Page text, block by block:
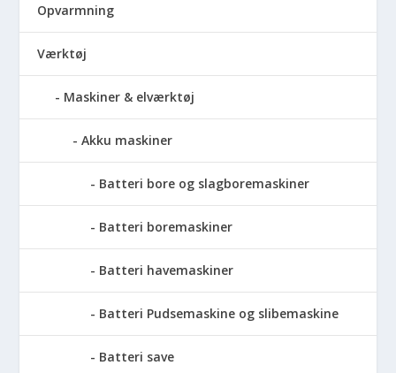
Opvarmning
Værktøj
Maskiner & elværktøj
Akku maskiner
Batteri bore og slagboremaskiner
Batteri boremaskiner
Batteri havemaskiner
Batteri Pudsemaskine og slibemaskine
Batteri save